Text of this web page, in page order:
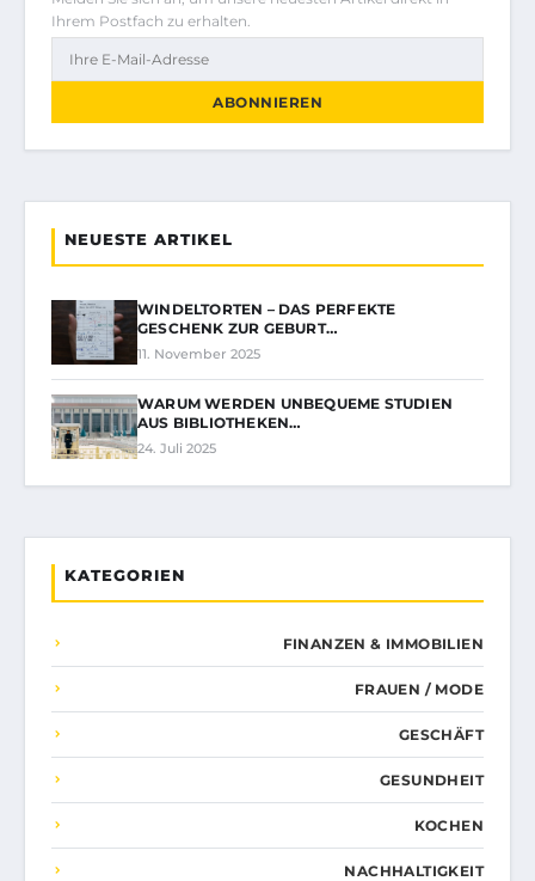
Ihrem Postfach zu erhalten.
ABONNIEREN
NEUESTE ARTIKEL
WINDELTORTEN – DAS PERFEKTE
GESCHENK ZUR GEBURT…
11. November 2025
WARUM WERDEN UNBEQUEME STUDIEN
AUS BIBLIOTHEKEN…
24. Juli 2025
KATEGORIEN
FINANZEN & IMMOBILIEN
FRAUEN / MODE
GESCHÄFT
GESUNDHEIT
KOCHEN
NACHHALTIGKEIT